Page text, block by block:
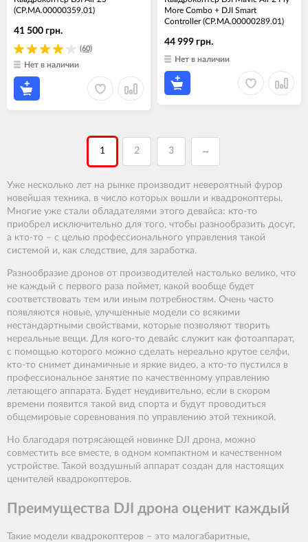
(CP.MA.00000359.01)
(60)
41 500 грн.
Нет в наличии
More Combo + DJI Smart
Controller (CP.MA.00000289.01)
44 999 грн.
Нет в наличии
1 2 3 →
Уже несколько лет на рынке производит невероятный фурор
новейшая техника, в число которых вошли и квадрокоптеры.
Многие уже стали обладателями этого девайса: кто-то
приобрел исключительно для того, чтобы разнообразить досуг,
а кто-то – с целью профессионального управления такой
системой и, как следствие, для заработка.
Разнообразие дронов от производителей настолько велико, что
не каждый с первого раза поймет, какой вообще будет
соответствовать тем или иным потребностям. Очень часто
появляются новые, улучшенные модели со всякими
нестандартными свойствами, которые позволяют творить
нереальные вещи. Для кого-то девайс служит как фотоаппарат,
с помощью которого можно сделать нереально крутое селфи,
кто-то снимет динамичные и яркие видео, а кто-то пустился в
профессиональное занятие по качественному управлению
летающего аппарата. Будет неудивительно, если в скором
времени появится такой вид спорта и будут проводиться
общемировые соревнования по управлению этой техникой.
Но благодаря потрясающей новинке DJI дрона, можно
совместить все вместе, в одном компактном и качественном
устройстве. Такой воздушный аппарат создан для настоящих
ценителей квадрокоптеров.
Преимущества DJI дрона оценит каждый
Такие модели квадрокоптеров – это малогабаритные,